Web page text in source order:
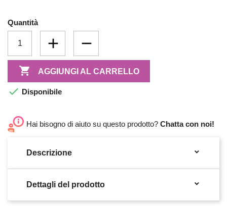
Quantità
 AGGIUNGI AL CARRELLO
 Disponibile
Hai bisogno di aiuto su questo prodotto? Chatta con noi!
Descrizione 
Dettagli del prodotto 